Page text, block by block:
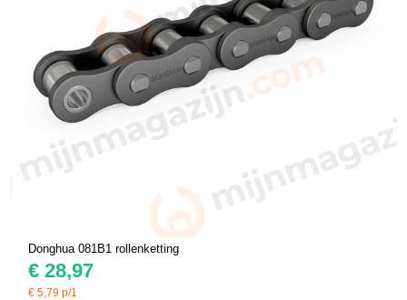
Donghua 081B1 rollenketting
€ 28,97
€5,79 p/1